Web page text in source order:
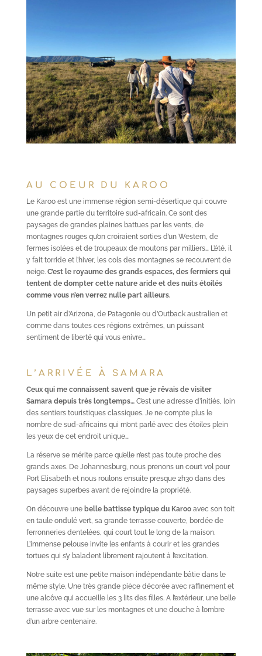
AU COEUR DU KAROO
Le Karoo est une immense région semi-désertique qui couvre
une grande partie du territoire sud-africain. Ce sont des
paysages de grandes plaines battues par les vents, de
montagnes rouges qu’on croiraient sorties d’un Western, de
fermes isolées et de troupeaux de moutons par milliers… L’été, il
y fait torride et l’hiver, les cols des montagnes se recouvrent de
neige. C’est le royaume des grands espaces, des fermiers qui
tentent de dompter cette nature aride et des nuits étoilés
comme vous n’en verrez nulle part ailleurs.
Un petit air d’Arizona, de Patagonie ou d’Outback australien et
comme dans toutes ces régions extrêmes, un puissant
sentiment de liberté qui vous enivre…
L’ARRIVÉE À SAMARA
Ceux qui me connaissent savent que je rêvais de visiter
Samara depuis très longtemps…C’est une adresse d’initiés, loin
des sentiers touristiques classiques. Je ne compte plus le
nombre de sud-africains qui m’ont parlé avec des étoiles plein
les yeux de cet endroit unique…
La réserve se mérite parce qu’elle n’est pas toute proche des
grands axes. De Johannesburg, nous prenons un court vol pour
Port Elisabeth et nous roulons ensuite presque 2h30 dans des
paysages superbes avant de rejoindre la propriété.
On découvre une belle battisse typique du Karooavec son toit
en taule ondulé vert, sa grande terrasse couverte, bordée de
ferronneries dentelées, qui court tout le long de la maison.
L’immense pelouse invite les enfants à courir et les grandes
tortues qui s’y baladent librement rajoutent à l’excitation.
Notre suite est une petite maison indépendante bâtie dans le
même style. Une très grande pièce décorée avec raffinement et
une alcôve qui accueille les 3 lits des filles. A l’extérieur, une belle
terrasse avec vue sur les montagnes et une douche à l’ombre
d’un arbre centenaire.